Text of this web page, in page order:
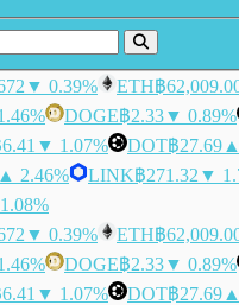
▼ 0.39% ETH฿
DOGE฿2.33▼ 0.89%
▼ 1.07% DOT฿27.69
▲ 2.46% LINK฿271.32 ▼
▼ 0.39% ETH฿
DOGE฿2.33▼ 0.89%
▼ 1.07% DOT฿27.69